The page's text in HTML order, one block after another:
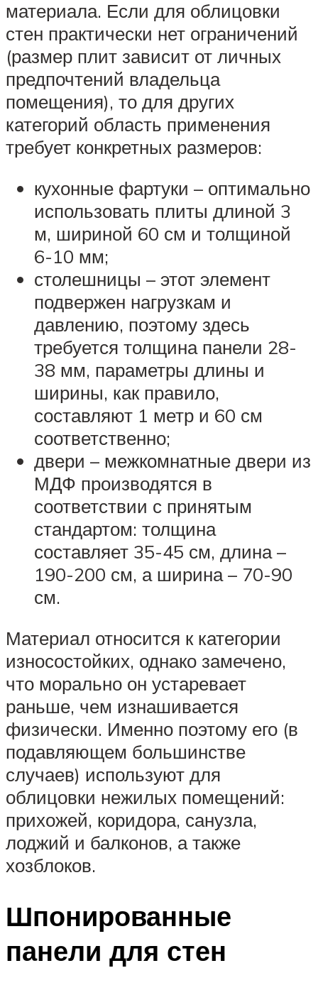
материала. Если для облицовки
стен практически нет ограничений
(размер плит зависит от личных
предпочтений владельца
помещения), то для других
категорий область применения
требует конкретных размеров:
кухонные фартуки – оптимально
использовать плиты длиной 3
м, шириной 60 см и толщиной
6-10 мм;
столешницы – этот элемент
подвержен нагрузкам и
давлению, поэтому здесь
требуется толщина панели 28-
38 мм, параметры длины и
ширины, как правило,
составляют 1 метр и 60 см
соответственно;
двери – межкомнатные двери из
МДФ производятся в
соответствии с принятым
стандартом: толщина
составляет 35-45 см, длина –
190-200 см, а ширина – 70-90
см.
Материал относится к категории
износостойких, однако замечено,
что морально он устаревает
раньше, чем изнашивается
физически. Именно поэтому его (в
подавляющем большинстве
случаев) используют для
облицовки нежилых помещений:
прихожей, коридора, санузла,
лоджий и балконов, а также
хозблоков.
Шпонированные
панели для стен